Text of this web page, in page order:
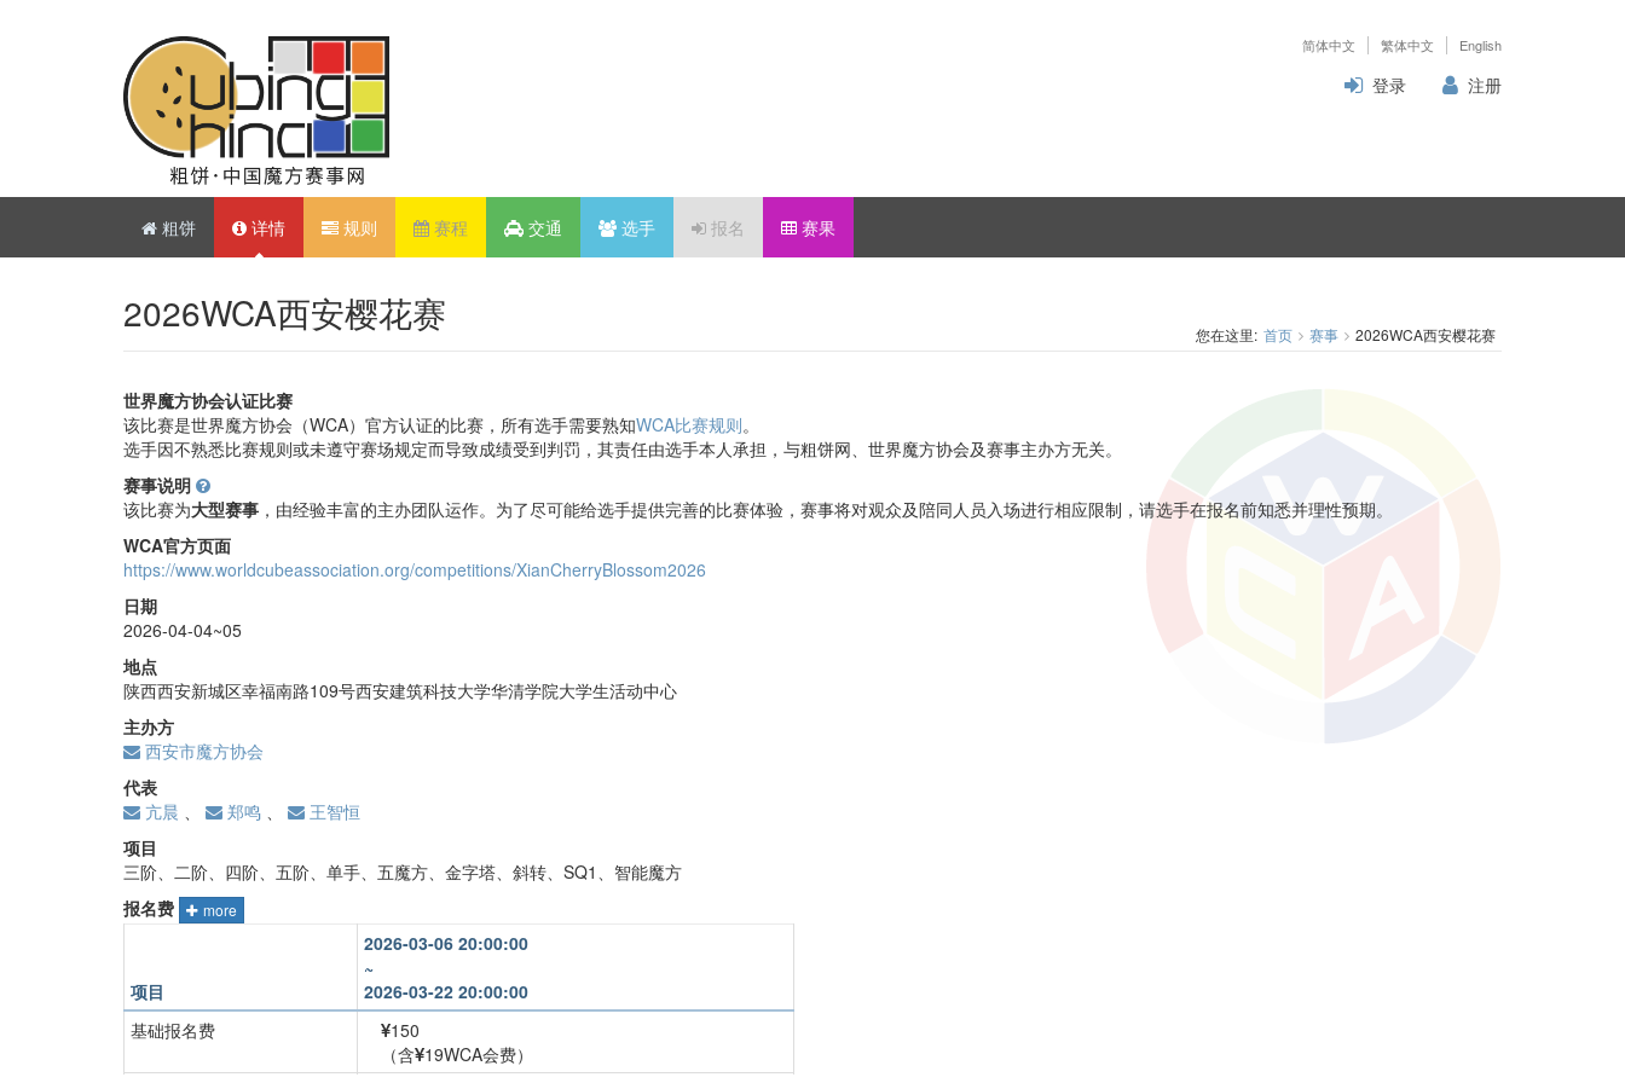
简体中文 繁体中文 English
登录 注册
粗饼 详情 规则 赛程 交通 选手 报名 赛果
2026WCA西安樱花赛 您在这里: 首页 赛事 2026WCA西安樱花赛
世界魔方协会认证比赛
该比赛是世界魔方协会（WCA）官方认证的比赛，所有选手需要熟知WCA比赛规则。
选手因不熟悉比赛规则或未遵守赛场规定而导致成绩受到判罚，其责任由选手本人承担，与粗饼网、世界魔方协会及赛事主办方无关。
赛事说明
该比赛为大型赛事 ，由经验丰富的主办团队运作。为了尽可能给选手提供完善的比赛体验，赛事将对观众及陪同人员入场进行相应限制，请选手在报名前知悉并理性预期。
WCA官方页面
https://www.worldcubeassociation.org/competitions/XianCherryBlossom2026
日期
2026-04-04~05
地点
陕西西安新城区幸福南路109号西安建筑科技大学华清学院大学生活动中心
主办方
西安市魔方协会
代表
亢晨
郑鸣
王智恒
项目
三阶、二阶、四阶、五阶、单手、五魔方、金字塔、斜转、SQ1、智能魔方
报名费
more
项目
2026-03-06 20:00:00
~
2026-03-22 20:00:00
基础报名费
150
（含 19WCA会费）